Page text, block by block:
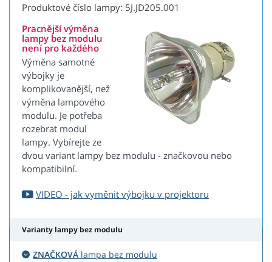
Produktové číslo lampy: 5J.JD205.001
Pracnější výměna
lampy bez modulu
není pro každého
Výměna samotné
výbojky je
komplikovanější, než
výměna lampového
modulu. Je potřeba
rozebrat modul
lampy. Vybírejte ze
dvou variant lampy bez modulu - značkovou nebo
kompatibilní.
VIDEO - jak vyměnit výbojku v projektoru
Varianty lampy bez modulu
ZNAČKOVÁ lampa bez modulu